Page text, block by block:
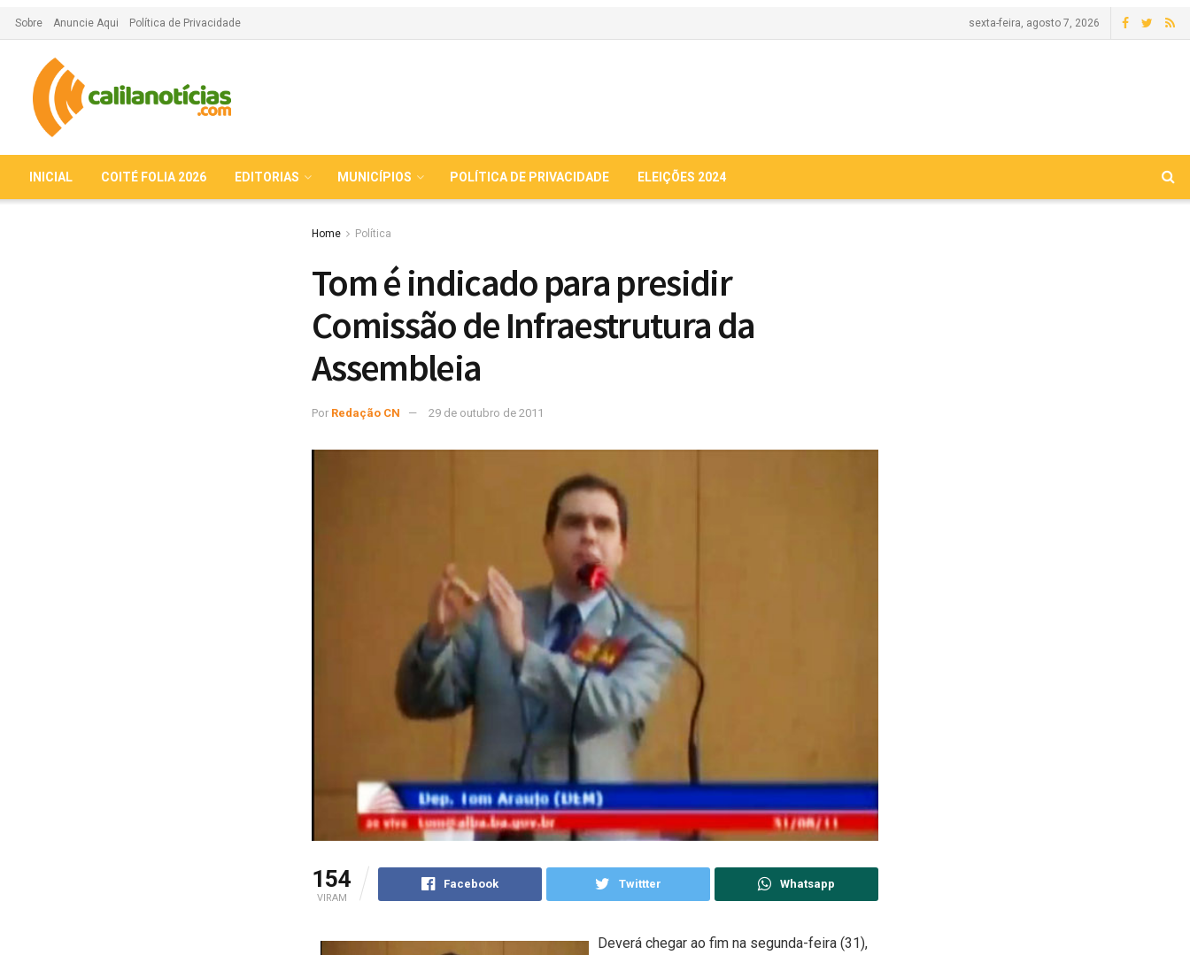
Sobre Anuncie Aqui Política de Privacidade sexta-feira, agosto 7, 2026
INICIAL COITÉ FOLIA 2026 EDITORIAS MUNICÍPIOS POLÍTICA DE PRIVACIDADE ELEIÇÕES 2024
Home Política
Tom é indicado para presidir
Comissão de Infraestrutura da
Assembleia
Por Redação CN 29 de outubro de 2011
154
VIRAM
Facebook Twittter Whatsapp
Deverá chegar ao fim na segunda-feira (31),